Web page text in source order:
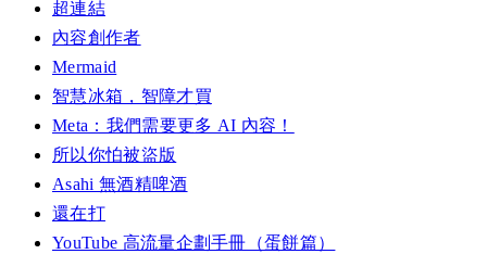
超連結
內容創作者
Mermaid
智慧冰箱，智障才買
Meta：我們需要更多 AI 內容！
所以你怕被盜版
Asahi 無酒精啤酒
還在打
YouTube 高流量企劃手冊（蛋餅篇）